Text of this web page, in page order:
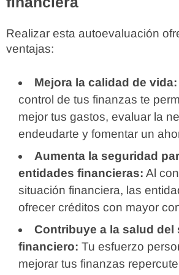
Realizar esta autoevaluación
ventajas:
Mejora la calidad de vida:
control de tus finanzas te
mejor tus gastos, evaluar la
endeudarte y fomentar un
Aumenta la seguridad
entidades financieras: Al
situación financiera, las
ofrecer créditos con mayor
Contribuye a la salud del
financiero: Tu esfuerzo
mejorar tus finanzas